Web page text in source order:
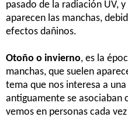
pasado de la radiación UV,
aparecen las manchas,
efectos dañinos.
Otoño o invierno, es la
manchas, que suelen
tema que nos interesa a
antiguamente se asociaban
vemos en personas cada